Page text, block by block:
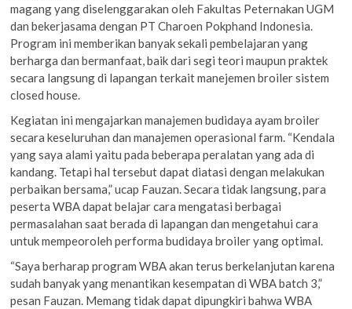
magang yang diselenggarakan oleh Fakultas Peternakan UGM
dan bekerjasama dengan PT Charoen Pokphand Indonesia.
Program ini memberikan banyak sekali pembelajaran yang
berharga dan bermanfaat, baik dari segi teori maupun praktek
secara langsung di lapangan terkait manejemen broiler sistem
closed house.
Kegiatan ini mengajarkan manajemen budidaya ayam broiler
secara keseluruhan dan manajemen operasional farm. “Kendala
yang saya alami yaitu pada beberapa peralatan yang ada di
kandang. Tetapi hal tersebut dapat diatasi dengan melakukan
perbaikan bersama,” ucap Fauzan. Secara tidak langsung, para
peserta WBA dapat belajar cara mengatasi berbagai
permasalahan saat berada di lapangan dan mengetahui cara
untuk mempeoroleh performa budidaya broiler yang optimal.
“Saya berharap program WBA akan terus berkelanjutan karena
sudah banyak yang menantikan kesempatan di WBA batch 3,”
pesan Fauzan. Memang tidak dapat dipungkiri bahwa WBA